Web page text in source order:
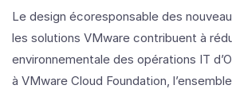
Le design écoresponsable des
les solutions VMware contribuent à
environnementale des opérations IT
à VMware Cloud Foundation,